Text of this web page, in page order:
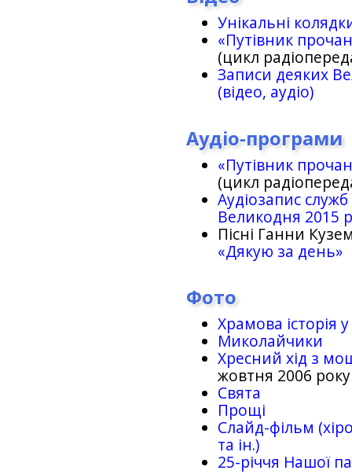
Унікальні
«Путівник
(цикл
Записи деяких
(відео, аудіо)
Аудіо-програми
«Путівник
(цикл
Аудіозапис
Великодня 2015
Пісні Ганни
«Дякую за день»
Фото
Храмова історія
Миколайчики
Хресний хід з
жовтня 2006 року
Свята
Прощі
Слайд-фільм
та ін.)
25-рiччя Нашої